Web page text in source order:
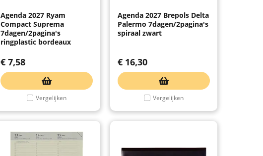
Agenda 2027 Ryam
Compact Suprema
7dagen/2pagina's
ringplastic bordeaux
€ 7,58
Vergelijken
Agenda 2027 Brepols Delta
Palermo 7dagen/2pagina's
spiraal zwart
€ 16,30
Vergelijken